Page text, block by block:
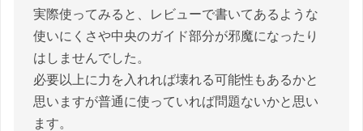
実際使ってみると、レビューで書いてあるような
使いにくさや中央のガイド部分が邪魔になったり
はしませんでした。
必要以上に力を入れれば壊れる可能性もあるかと
思いますが普通に使っていれば問題ないかと思い
ます。